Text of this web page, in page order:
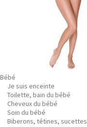
Bébé
Je suis enceinte
Toilette, bain du bébé
Cheveux du bébé
Soin du bébé
Biberons, tétines, sucettes